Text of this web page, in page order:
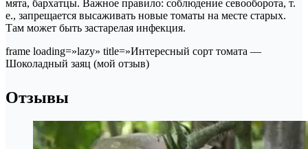
мята, бархатцы. Важное правило: соблюдение севооборота, т.
е., запрещается высаживать новые томаты на месте старых.
Там может быть застарелая инфекция.
frame loading=»lazy» title=»Интересный сорт томата —
Шоколадный заяц (мой отзыв)
Отзывы